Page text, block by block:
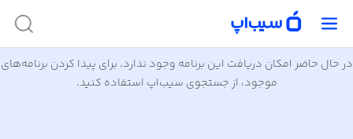
در حال حاضر امکان دریافت این برنامه وجود ندارد. برای پیدا کردن برنامه‌های
موجود، از جستجوی سیب‌اپ استفاده کنید.